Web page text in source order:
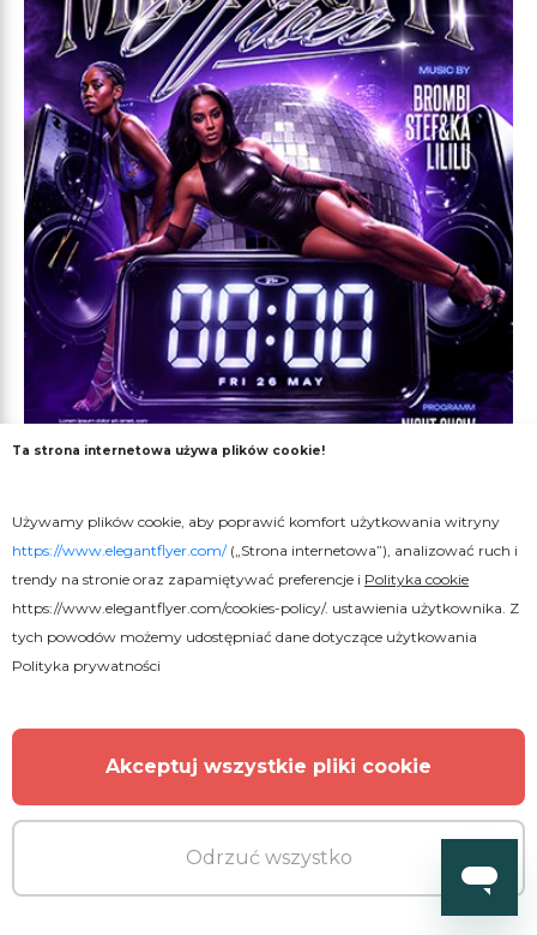
Plakat Midnight Vibes
Ta strona internetowa używa plików cookie!
Używamy plików cookie, aby poprawić komfort użytkowania witryny
https://www.elegantflyer.com/(„Strona internetowa”), analizować ruch i
trendy na stronie oraz zapamiętywać preferencje i Polityka cookie
https://www.elegantflyer.com/cookies-policy/. ustawienia użytkownika. Z
tych powodów możemy udostępniać dane dotyczące użytkowania
Polityka prywatności
Akceptuj wszystkie pliki cookie
Odrzuć wszystko